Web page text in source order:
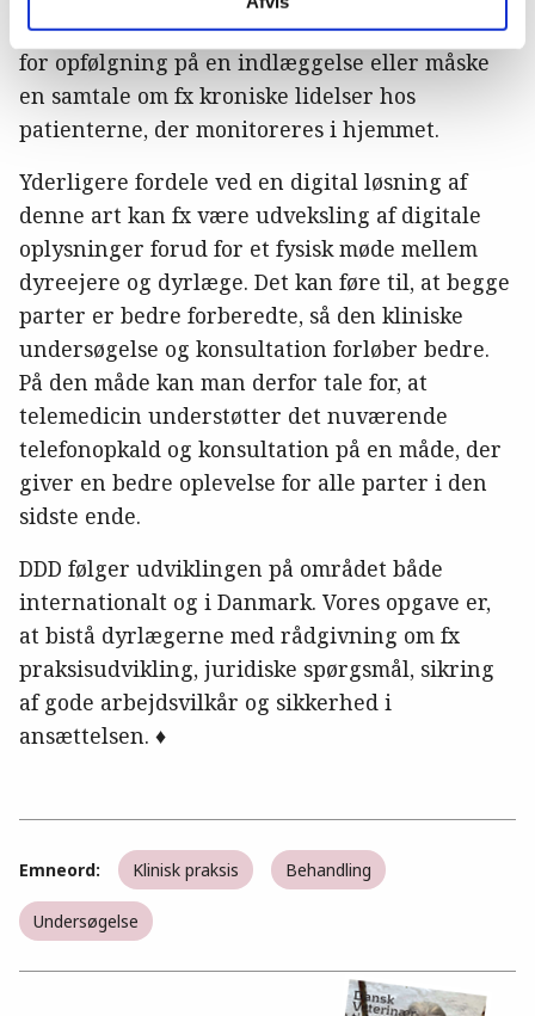
vejleder i et genoptræningsforløb eller sørger
for opfølgning på en indlæggelse eller måske
en samtale om fx kroniske lidelser hos
patienterne, der monitoreres i hjemmet.
Yderligere fordele ved en digital løsning af
denne art kan fx være udveksling af digitale
oplysninger forud for et fysisk møde mellem
dyreejere og dyrlæge. Det kan føre til, at begge
parter er bedre forberedte, så den kliniske
undersøgelse og konsultation forløber bedre.
På den måde kan man derfor tale for, at
telemedicin understøtter det nuværende
telefonopkald og konsultation på en måde, der
giver en bedre oplevelse for alle parter i den
sidste ende.
DDD følger udviklingen på området både
internationalt og i Danmark. Vores opgave er,
at bistå dyrlægerne med rådgivning om fx
praksisudvikling, juridiske spørgsmål, sikring
af gode arbejdsvilkår og sikkerhed i
ansættelsen. ♦
Emneord: Klinisk praksis Behandling
Undersøgelse